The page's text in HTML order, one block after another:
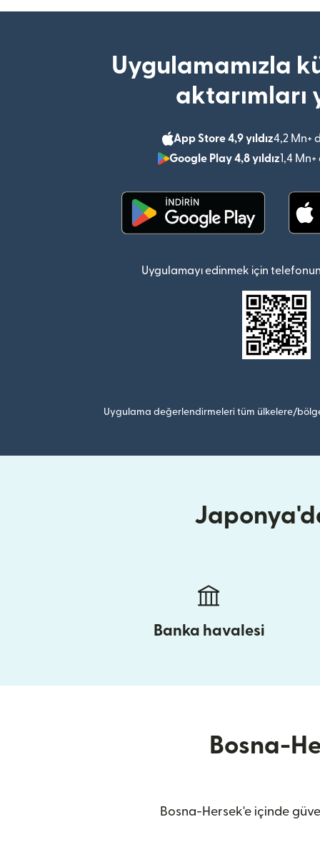
Uygulamamızla
aktarımları
App Store 4,9 yıldız4,2 Mn+
Google Play 4,8 yıldız1,4
Uygulamayı edinmek için
Uygulama değerlendirmeleri tüm ülkelere/
Banka havalesi
Bosna-
Bosna-Hersek'e içinde